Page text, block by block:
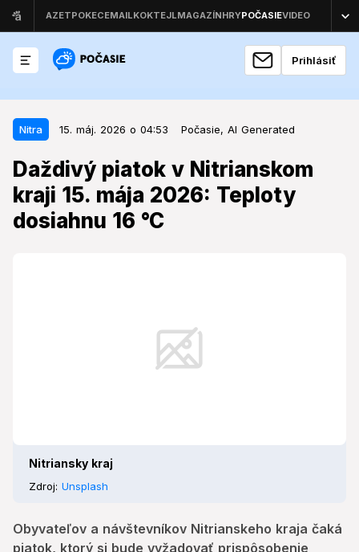
Prihlásiť
Nitra 15. máj. 2026 o 04:53 Počasie, AI Generated
Daždivý piatok v Nitrianskom
kraji 15. mája 2026: Teploty
dosiahnu 16 °C
Nitriansky kraj
Zdroj: Unsplash
Obyvateľov a návštevníkov Nitrianskeho kraja čaká
piatok, ktorý si bude vyžadovať prispôsobenie
Nitra 15. máj. 2026 o 04:53
Daždivý piatok v Nitrianskom kraji
15. mája 2026: Teploty dosiahnu
16 °C